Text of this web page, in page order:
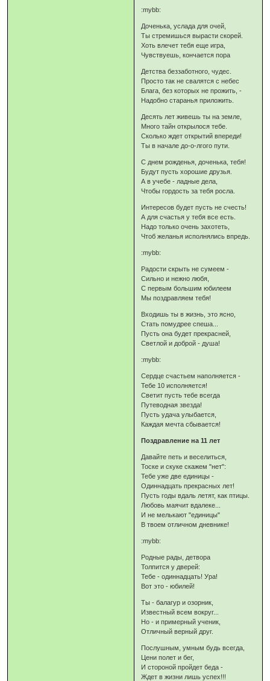
:mybb:
Доченька, услада для очей,
Ты стремишься вырасти скорей.
Хоть влечет тебя еще игра,
Чувствуешь, кончается пора
Детства беззаботного, чудес.
Просто так не свалятся с небес
Блага, без которых не прожить, -
Надобно старанья приложить.
Десять лет живешь ты на земле,
Много тайн открылося тебе.
Сколько ждет открытий впереди!
Ты в начале до-о-лгого пути.
С днем рожденья, доченька, тебя!
Будут пусть хорошие друзья.
А в учебе - ладные дела,
Чтобы гордость за тебя росла.
Интересов будет пусть не счесть!
А для счастья у тебя все есть.
Надо только очень захотеть,
Чтоб желанья исполнялись впредь.
:mybb:
Радости скрыть не сумеем -
Сильно и нежно любя,
С первым большим юбилеем
Мы поздравляем тебя!
Входишь ты в жизнь, это ясно,
Стать помудрее спеша...
Пусть она будет прекрасней,
Светлой и доброй - душа!
:mybb:
Сердце счастьем наполняется -
Тебе 10 исполняется!
Светит пусть тебе всегда
Путеводная звезда!
Пусть удача улыбается,
Каждая мечта сбывается!
Поздравление на 11 лет
Давайте петь и веселиться,
Тоске и скуке скажем "нет":
Тебе уже две единицы -
Одиннадцать прекрасных лет!
Пусть годы вдаль летят, как птицы.
Любовь маячит вдалеке...
И не мелькают "единицы"
В твоем отличном дневнике!
:mybb:
Родные рады, детвора
Толпится у дверей:
Тебе - одиннадцать! Ура!
Вот это - юбилей!
Ты - балагур и озорник,
Известный всем вокруг...
Но - и примерный ученик,
Отличный верный друг.
Послушным, умным будь всегда,
Цени полет и бег,
И стороной пройдет беда -
Ждет в жизни лишь успех!!!